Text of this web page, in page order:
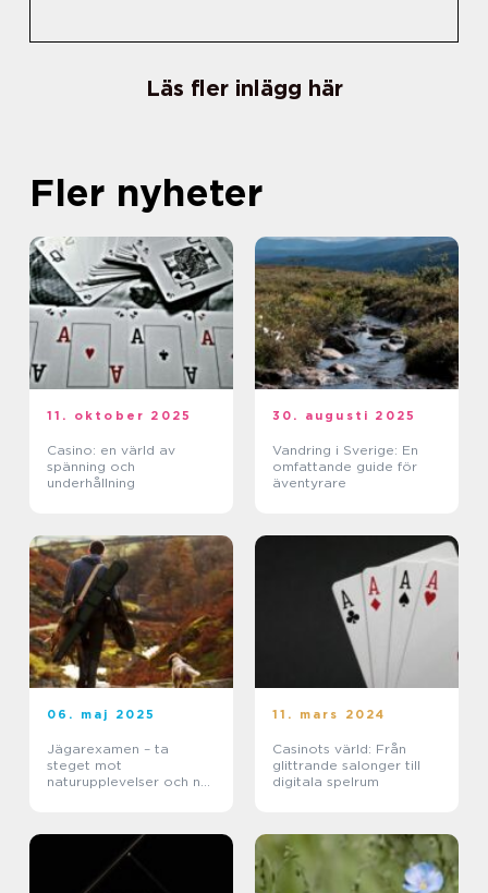
Läs fler inlägg här
Fler nyheter
11. oktober 2025
Casino: en värld av
spänning och
underhållning
30. augusti 2025
Vandring i Sverige: En
omfattande guide för
äventyrare
06. maj 2025
Jägarexamen – ta
steget mot
naturupplevelser och ny
11. mars 2024
Casinots värld: Från
glittrande salonger till
digitala spelrum